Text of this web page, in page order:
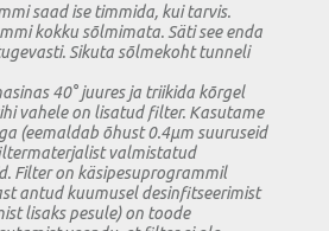
saad ise timmida, kui tarvis.
kokku sõlmimata. Säti see enda
Sikuta sõlmekoht tunneli
40° juures ja triikida kõrgel
vahele on lisatud filter. Kasutame
(eemaldab õhust 0.4µm suuruseid
valmistatud
Filter on käsipesuprogrammil
antud kuumusel desinfitseerimist
lisaks pesule) on toode